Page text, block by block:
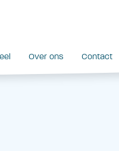
Over ons Contact